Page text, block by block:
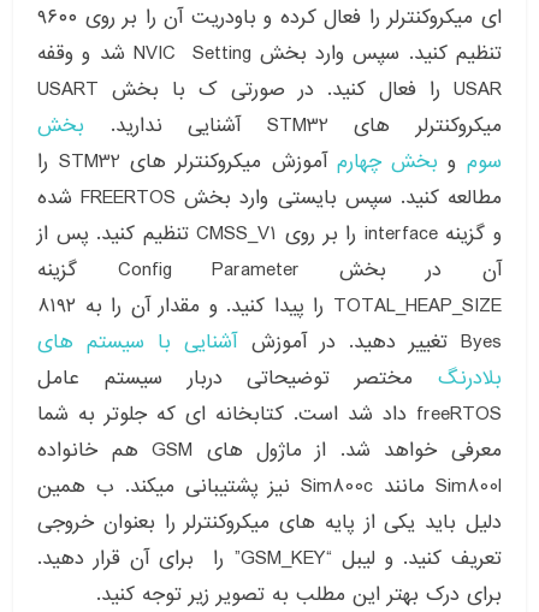
ای میکروکنترلر را فعال کرده و باودریت آن را بر روی ۹۶۰۰
تنظیم کنید. سپس وارد بخش NVIC Setting شد و وقفه
USAR را فعال کنید. در صورتی ک با بخش USART
میکروکنترلر های STM32 آشنایی ندارید.
بخش
سوم و بخش چهارم
آموزش میکروکنترلر های STM32 را
مطالعه کنید. سپس بایستی وارد بخش FREERTOS شده
و گزینه interface را بر روی CMSS_V1 تنظیم کنید. پس از
آن در بخش Config Parameter گزینه
TOTAL_HEAP_SIZE را پیدا کنید. و مقدار آن را به ۸۱۹۲
Byes تغییر دهید. در آموزش
آشنایی با سیستم های
بلادرنگ مختصر توضیحاتی دربار سیستم عامل
freeRTOS داد شد است. کتابخانه ای که جلوتر به شما
معرفی خواهد شد. از ماژول های GSM هم خانواده
Sim800l مانند Sim800c نیز پشتیبانی میکند. ب همین
دلیل باید یکی از پایه های میکروکنترلر را بعنوان خروجی
تعریف کنید. و لیبل “GSM_KEY” را برای آن قرار دهید.
برای درک بهتر این مطلب به تصویر زیر توجه کنید.